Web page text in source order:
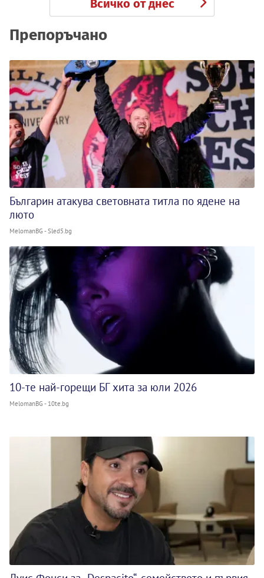
Всичко от днес
Препоръчано
Българин атакува световната титла по ядене на
люто
MelomanBG - Sled5.bg
10-те най-горещи БГ хита за юли 2026
MelomanBG - 10te.bg